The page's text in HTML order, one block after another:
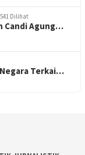
Dilihat
Candi Agung…
Terkai…